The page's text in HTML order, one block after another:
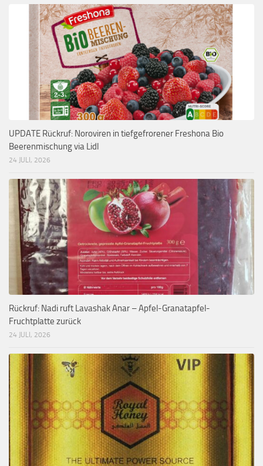
UPDATE Rückruf: Noroviren in tiefgefrorener Freshona Bio
Beerenmischung via Lidl
24 JULI, 2026
Rückruf: Nadi ruft Lavashak Anar – Apfel-Granatapfel-
Fruchtplatte zurück
24 JULI, 2026